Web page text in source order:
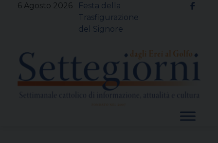
6 Agosto 2026
Festa della
Trasfigurazione
del Signore